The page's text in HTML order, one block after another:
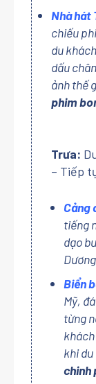
Nhà hát
chiếu
du
dấu
ảnh thế
phim
Trưa:
– Tiếp
Cảng
tiếng
dạo
Biển
Mỹ,
từng
khi
chinh